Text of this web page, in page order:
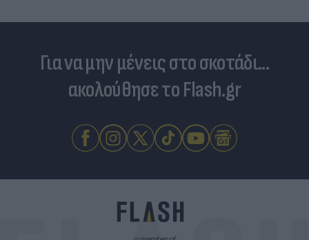
Για να μην μένεις στο σκοτάδι...
ακολούθησε το Flash.gr